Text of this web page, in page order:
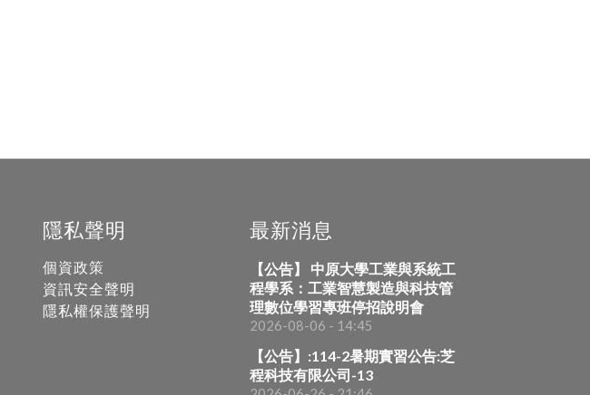
隱私聲明
個資政策
資訊安全聲明
隱私權保護聲明
最新消息
【公告】 中原大學工業與系統工
程學系：工業智慧製造與科技管
理數位學習專班停招說明會
2026-08-06 - 14:45
【公告】:114-2暑期實習公告:芝
程科技有限公司-13